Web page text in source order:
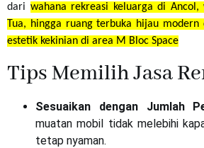
dari wahana rekreasi keluarga di Ancol ,
Tua, hingga ruang terbuka hijau modern
estetik kekinian di area M Bloc Space
Tips Memilih Jasa
Sesuaikan dengan Jumlah
muatan mobil tidak melebihi
tetap nyaman.